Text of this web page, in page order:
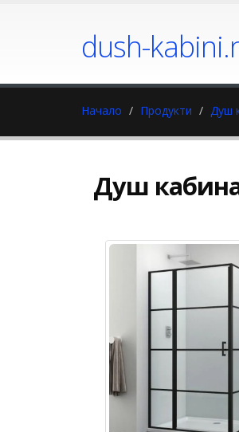
dush-
Начало Продукти Душ
Душ кабина